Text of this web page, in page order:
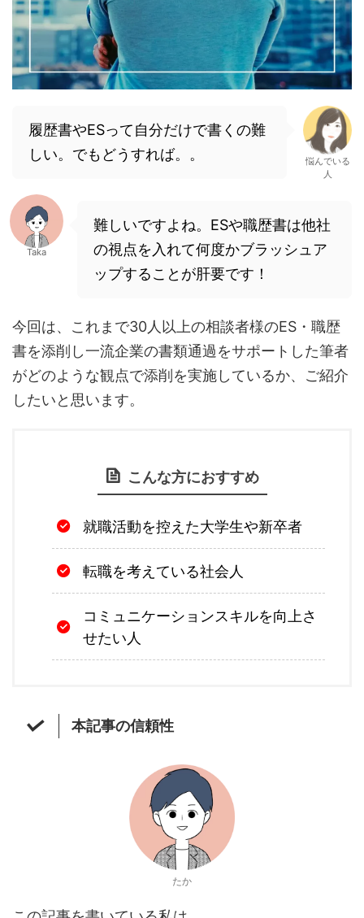
履歴書やESって自分だけで書くの難
しい。でもどうすれば。。
悩んでいる
人
Taka
難しいですよね。ESや職歴書は他社
の視点を入れて何度かブラッシュア
ップすることが肝要です！
今回は、これまで30人以上の相談者様のES・職歴
書を添削し一流企業の書類通過をサポートした筆者
がどのような観点で添削を実施しているか、ご紹介
したいと思います。
こんな方におすすめ
就職活動を控えた大学生や新卒者
転職を考えている社会人
コミュニケーションスキルを向上さ
せたい人
本記事の信頼性
たか